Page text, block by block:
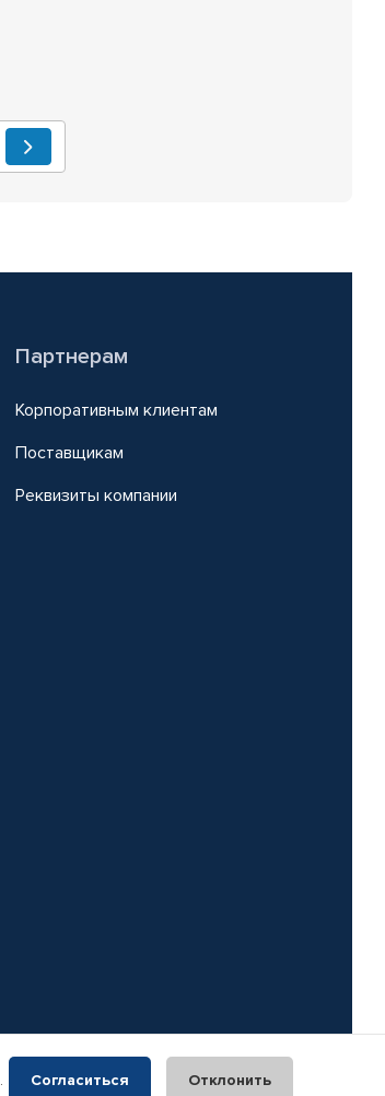
Партнерам
Корпоративным клиентам
Поставщикам
Реквизиты компании
. Согласиться Отклонить